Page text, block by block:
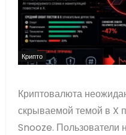
Крипто
Криптовалюта
скрываемой темой в X
Snooze. Пользователи